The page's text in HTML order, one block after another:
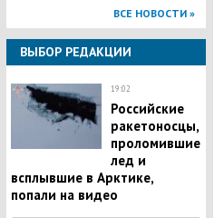
ВСЕ НОВОСТИ »
ВЫБОР РЕДАКЦИИ
19:02
Российские
ракетоносцы,
проломившие
лед и
всплывшие в Арктике,
попали на видео